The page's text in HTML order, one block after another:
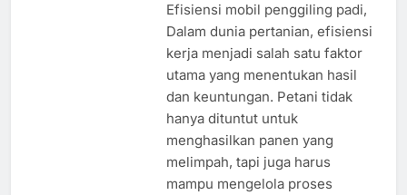
Efisiensi mobil penggiling padi,
Dalam dunia pertanian, efisiensi
kerja menjadi salah satu faktor
utama yang menentukan hasil
dan keuntungan. Petani tidak
hanya dituntut untuk
menghasilkan panen yang
melimpah, tapi juga harus
mampu mengelola proses